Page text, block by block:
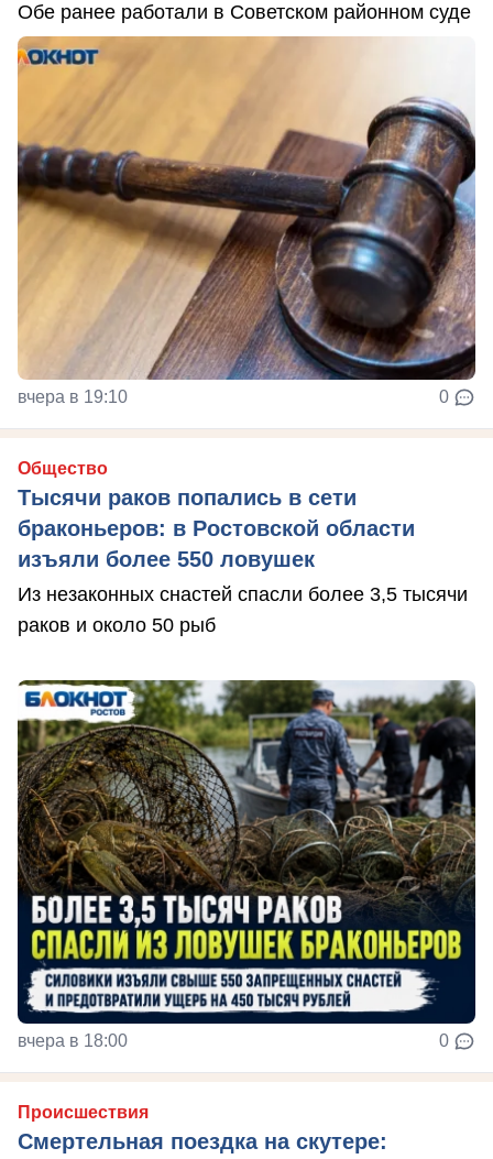
Обе ранее работали в Советском районном суде
вчера в 19:10 0
Общество
Тысячи раков попались в сети
браконьеров: в Ростовской области
изъяли более 550 ловушек
Из незаконных снастей спасли более 3,5 тысячи
раков и около 50 рыб
вчера в 18:00 0
Происшествия
Смертельная поездка на скутере: